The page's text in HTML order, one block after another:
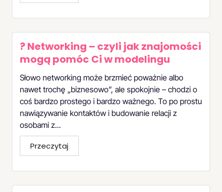
? Networking – czyli jak znajomości
mogą pomóc Ci w modelingu
Słowo networking może brzmieć poważnie albo
nawet trochę „biznesowo”, ale spokojnie – chodzi o
coś bardzo prostego i bardzo ważnego. To po prostu
nawiązywanie kontaktów i budowanie relacji z
osobami z...
Przeczytaj